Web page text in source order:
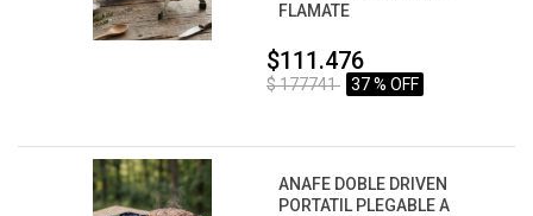
FLAMATE
$111.476
$ 177741 37 % OFF
ANAFE DOBLE DRIVEN
PORTATIL PLEGABLE A